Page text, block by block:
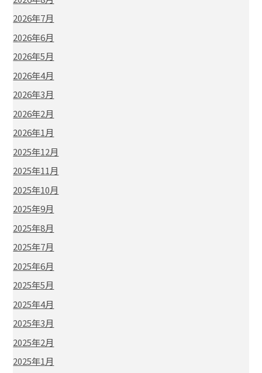
2026年7月
2026年6月
2026年5月
2026年4月
2026年3月
2026年2月
2026年1月
2025年12月
2025年11月
2025年10月
2025年9月
2025年8月
2025年7月
2025年6月
2025年5月
2025年4月
2025年3月
2025年2月
2025年1月